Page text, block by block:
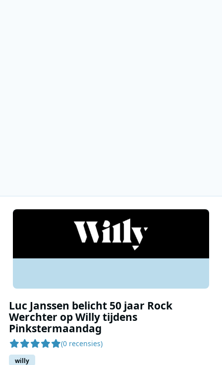
Luc Janssen belicht 50 jaar Rock
Werchter op Willy tijdens
Pinkstermaandag
(0 recensies)
willy